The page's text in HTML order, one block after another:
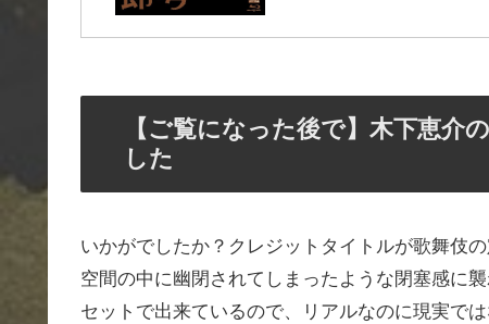
【ご覧になった後で】木下恵介
した
いかがでしたか？クレジットタイトルが歌舞伎
空間の中に幽閉されてしまったような閉塞感に
セットで出来ているので、リアルなのに現実で